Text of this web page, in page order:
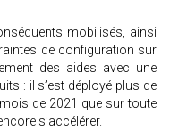
mobilisés, ainsi
de configuration sur
des aides avec une
: il s’est déployé plus de
de 2021 que sur toute
s’accélérer.